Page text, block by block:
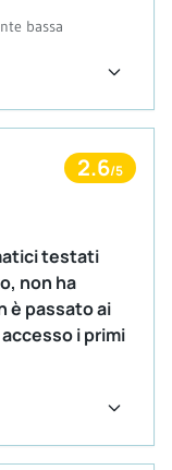
bassa
2.6/5
testati
non ha
è passato ai
i primi